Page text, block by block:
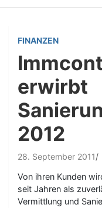
FINANZEN
erwirbt
2012
28. September 2011
Von ihren Kunden
seit Jahren als
Vermittlung und